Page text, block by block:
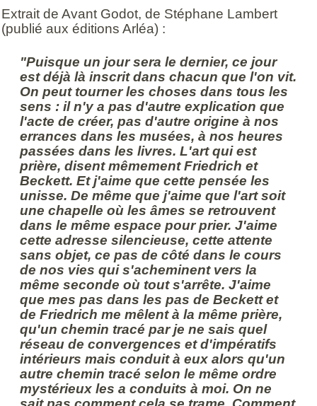
Extrait de Avant Godot, de Stéphane Lambert
(publié aux éditions Arléa) :
"Puisque un jour sera le dernier, ce jour
est déjà là inscrit dans chacun que l'on vit.
On peut tourner les choses dans tous les
sens : il n'y a pas d'autre explication que
l'acte de créer, pas d'autre origine à nos
errances dans les musées, à nos heures
passées dans les livres. L'art qui est
prière, disent mêmement Friedrich et
Beckett. Et j'aime que cette pensée les
unisse. De même que j'aime que l'art soit
une chapelle où les âmes se retrouvent
dans le même espace pour prier. J'aime
cette adresse silencieuse, cette attente
sans objet, ce pas de côté dans le cours
de nos vies qui s'acheminent vers la
même seconde où tout s'arrête. J'aime
que mes pas dans les pas de Beckett et
de Friedrich me mêlent à la même prière,
qu'un chemin tracé par je ne sais quel
réseau de convergences et d'impératifs
intérieurs mais conduit à eux alors qu'un
autre chemin tracé selon le même ordre
mystérieux les a conduits à moi. On ne